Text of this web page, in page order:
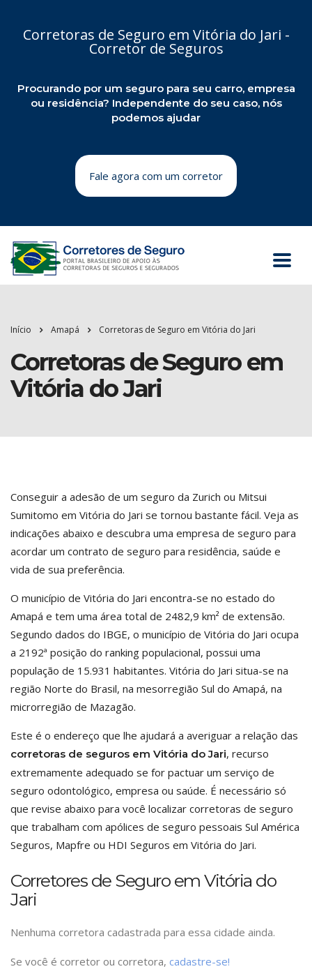
Corretoras de Seguro em Vitória do Jari -
Corretor de Seguros
Procurando por um seguro para seu carro, empresa
ou residência? Independente do seu caso, nós
podemos ajudar
Fale agora com um corretor
Início Amapá Corretoras de Seguro em Vitória do Jari
Corretoras de Seguro em
Vitória do Jari
Conseguir a adesão de um seguro da Zurich ou Mitsui
Sumitomo em Vitória do Jari se tornou bastante fácil. Veja as
indicações abaixo e descubra uma empresa de seguro para
acordar um contrato de seguro para residência, saúde e
vida de sua preferência.
O município de Vitória do Jari encontra-se no estado do
Amapá e tem uma área total de 2482,9 km² de extensão.
Segundo dados do IBGE, o município de Vitória do Jari ocupa
a 2192ª posição do ranking populacional, possui uma
população de 15.931 habitantes. Vitória do Jari situa-se na
região Norte do Brasil, na mesorregião Sul do Amapá, na
microrregião de Mazagão.
Este é o endereço que lhe ajudará a averiguar a relação das
corretoras de seguros em Vitória do Jari, recurso
extremamente adequado se for pactuar um serviço de
seguro odontológico, empresa ou saúde. É necessário só
que revise abaixo para você localizar corretoras de seguro
que trabalham com apólices de seguro pessoais Sul América
Seguros, Mapfre ou HDI Seguros em Vitória do Jari.
Corretores de Seguro em Vitória do
Jari
Nenhuma corretora cadastrada para essa cidade ainda.
Se você é corretor ou corretora, cadastre-se!